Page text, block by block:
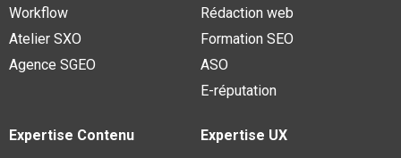
Workflow
Atelier SXO
Agence SGEO
Rédaction web
Formation SEO
ASO
E-réputation
Expertise Contenu Expertise UX